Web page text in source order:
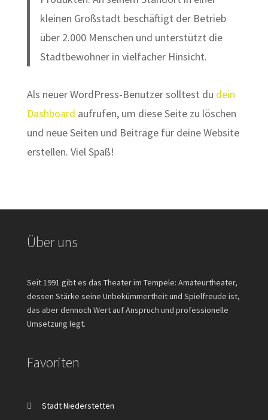
kleinen Großstadt beschäftigt der Betrieb
über 2.000 Menschen und unterstützt die
Stadtbewohner in vielfacher Hinsicht.
Als neuer WordPress-Benutzer solltest du dein
Dashboard aufrufen, um diese Seite zu löschen
und neue Seiten und Beiträge für deine Website
erstellen. Viel Spaß!
Über uns
Seit 1991 gibt es das Theater im Tempele: Amateurtheater,
dessen Stärke seine Unbekümmertheit und Spielfreude ist,
das aber dennoch Wert auf Anspruch und professionelle
Umsetzung legt.
Favoriten
Stadt Niederstetten